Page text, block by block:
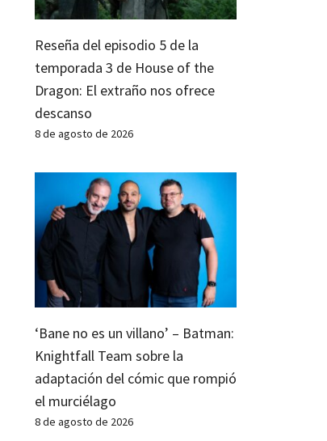
Reseña del episodio 5 de la
temporada 3 de House of the
Dragon: El extraño nos ofrece
descanso
8 de agosto de 2026
‘Bane no es un villano’ – Batman:
Knightfall Team sobre la
adaptación del cómic que rompió
el murciélago
8 de agosto de 2026